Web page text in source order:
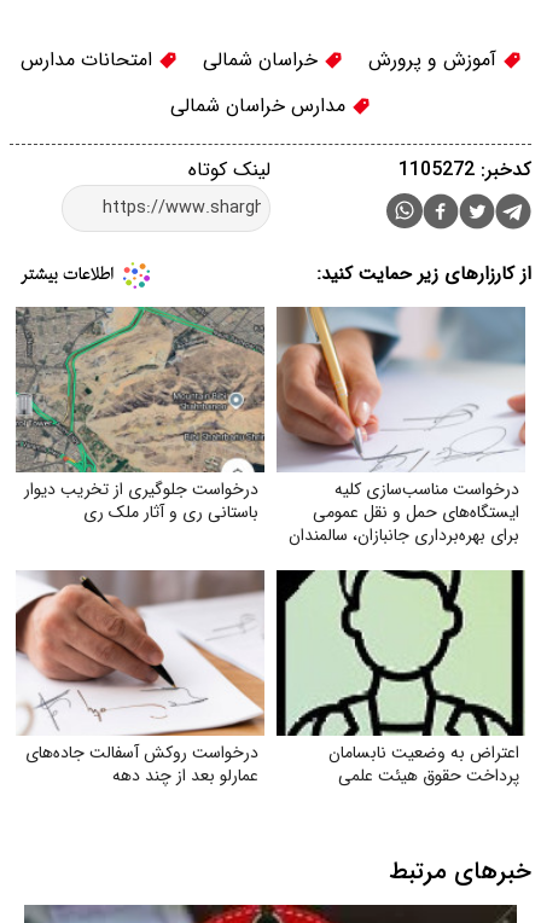
آموزش و پرورش خراسان شمالی
امتحانات مدارس
مدارس خراسان شمالی
لینک کوتاه کدخبر: 1105272
از کارزارهای زیر حمایت کنید:
درخواست مناسب‌سازی کلیه
ایستگاه‌های حمل‌ و نقل عمومی
برای بهره‌برداری جانبازان، سالمندان
درخواست جلوگیری از تخریب دیوار
باستانی ری و آثار ملک ری
اعتراض به وضعیت نابسامان
پرداخت حقوق هیئت علمی
درخواست روکش آسفالت جاده‌های
عمارلو بعد از چند دهه
خبرهای مرتبط